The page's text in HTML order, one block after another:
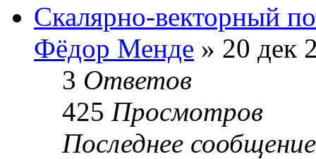
Скалярно-векторный
Фёдор Менде » 20 дек
3 Ответов
425 Просмотров
Последнее